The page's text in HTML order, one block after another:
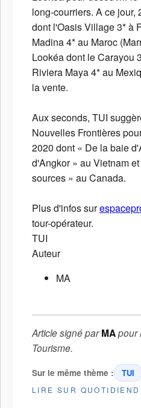
long-courriers. A ce jour,
dont l'Oasis Village 3* à
Madina 4* au Maroc
Lookéa dont le Carayou
Riviera Maya 4* au
la vente.
Aux seconds, TUI
Nouvelles Frontières
2020 dont « De la baie
d'Angkor » au Vietnam
sources » au Canada.
Plus d'infos sur
tour-opérateur.
TUI
Auteur
MA
Article signé parMApour
Tourisme.
Sur le même thème : TUI
LIRE SUR